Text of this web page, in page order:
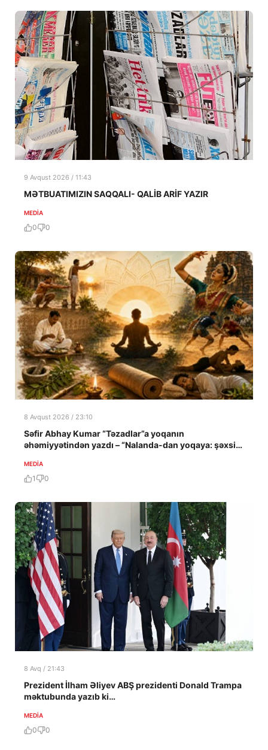
9 Avqust 2026 / 11:43
MƏTBUATIMIZIN SAQQALI- QALİB ARİF YAZIR
MEDİA
0 0
8 Avqust 2026 / 23:10
Səfir Abhay Kumar “Təzadlar”a yoqanın
əhəmiyyətindən yazdı – “Nalanda-dan yoqaya: şəxsi
MEDİA
1 0
8 Avq / 21:43
Prezident İlham Əliyev ABŞ prezidenti Donald Trampa
məktubunda yazıb ki…
MEDİA
0 0